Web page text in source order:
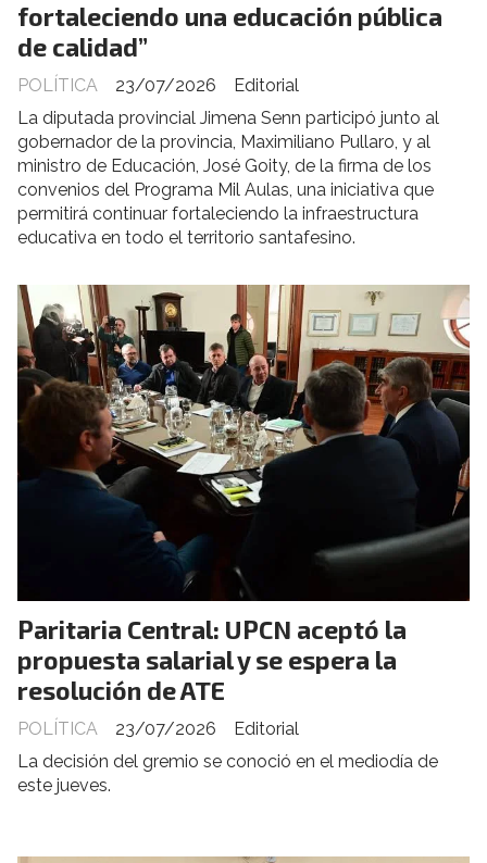
fortaleciendo una educación pública
de calidad”
Editorial
POLÍTICA
23/07/2026
La diputada provincial Jimena Senn participó junto al
gobernador de la provincia, Maximiliano Pullaro, y al
ministro de Educación, José Goity, de la firma de los
convenios del Programa Mil Aulas, una iniciativa que
permitirá continuar fortaleciendo la infraestructura
educativa en todo el territorio santafesino.
Paritaria Central: UPCN aceptó la
propuesta salarial y se espera la
resolución de ATE
Editorial
POLÍTICA
23/07/2026
La decisión del gremio se conoció en el mediodía de
este jueves.